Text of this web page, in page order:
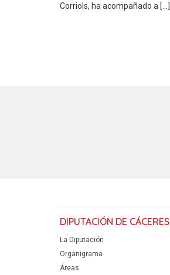
Corriols, ha acompañado a […]
DIPUTACIÓN DE CÁCERES
La Diputación
Organigrama
Áreas